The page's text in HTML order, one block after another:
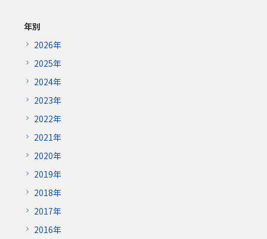
年別
2026年
2025年
2024年
2023年
2022年
2021年
2020年
2019年
2018年
2017年
2016年